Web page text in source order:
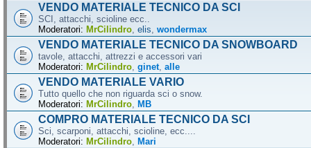
VENDO MATERIALE TECNICO DA SCI
SCI, attacchi, scioline ecc..
Moderatori: MrCilindro elis wondermax
VENDO MATERIALE TECNICO DA SNOWBOARD
tavole, attacchi, attrezzi e accessori vari
Moderatori: MrCilindro ginet alle
VENDO MATERIALE VARIO
Tutto quello che non riguarda sci o snow.
Moderatori: MrCilindro MB
COMPRO MATERIALE TECNICO DA SCI
Sci, scarponi, attacchi, scioline, ecc....
Moderatori: MrCilindro Mari